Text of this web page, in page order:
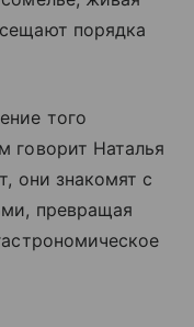
порядка
того
говорит Наталья
они знакомят с
превращая